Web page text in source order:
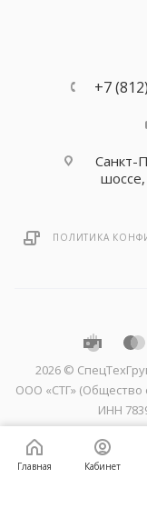
+7
Санкт-
ПОЛИТИКА
2026 ©
ООО «СТГ» (Общество
ИНН
Главная Кабинет